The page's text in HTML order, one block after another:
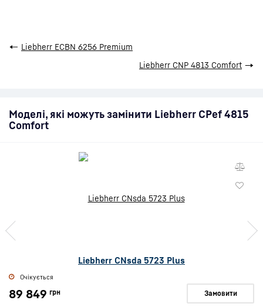
← Liebherr ECBN 6256 Premium
Liebherr CNP 4813 Comfort →
Моделі, які можуть замінити Liebherr CPef 4815
Comfort
Liebherr CNsda 5723 Plus
Очікується
89 849 грн Замовити